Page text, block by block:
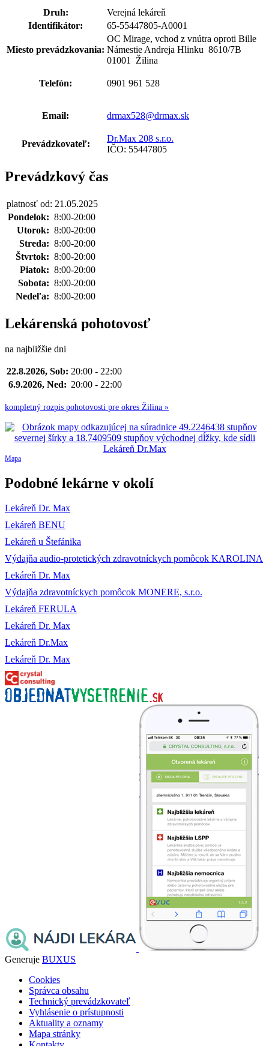
Druh:
Verejná lekáreň
Identifikátor:
65-55447805-A0001
Miesto prevádzkovania:
OC Mirage, vchod z vnútra oproti Bille
Námestie Andreja Hlinku 8610/7B
01001 Žilina
Telefón: 0901 961 528
Email: drmax528@drmax.sk
Prevádzkovateľ:
Dr.Max 208 s.r.o.
IČO: 55447805
Prevádzkový čas
platnosť od: 21.05.2025
Pondelok: 8:00-20:00
Utorok: 8:00-20:00
Streda: 8:00-20:00
Štvrtok: 8:00-20:00
Piatok: 8:00-20:00
Sobota: 8:00-20:00
Nedeľa: 8:00-20:00
Lekárenská pohotovosť
na najbližšie dni
22.8.2026, Sob: 20:00 - 22:00
6.9.2026, Ned: 20:00 - 22:00
kompletný rozpis pohotovosti pre okres Žilina »
Mapa
Podobné lekárne v okolí
Lekáreň Dr. Max
Lekáreň BENU
Lekáreň u Štefánika
Výdajňa audio-protetických zdravotníckych pomôcok KAROLINA
Lekáreň Dr. Max
Výdajňa zdravotníckych pomôcok MONERE, s.r.o.
Lekáreň FERULA
Lekáreň Dr. Max
Lekáreň Dr.Max
Lekáreň Dr. Max
Generuje BUXUS
Cookies
Správca obsahu
Technický prevádzkovateľ
Vyhlásenie o prístupnosti
Aktuality a oznamy
Mapa stránky